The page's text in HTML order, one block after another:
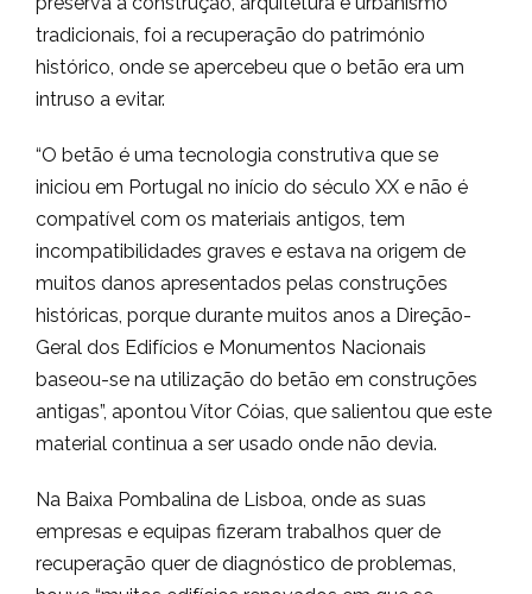
tradicionais, foi a recuperação do património
histórico, onde se apercebeu que o betão era um
intruso a evitar.
“O betão é uma tecnologia construtiva que se
iniciou em Portugal no início do século XX e não é
compatível com os materiais antigos, tem
incompatibilidades graves e estava na origem de
muitos danos apresentados pelas construções
históricas, porque durante muitos anos a Direção-
Geral dos Edifícios e Monumentos Nacionais
baseou-se na utilização do betão em construções
antigas”, apontou Vítor Cóias, que salientou que este
material continua a ser usado onde não devia.
Na Baixa Pombalina de Lisboa, onde as suas
empresas e equipas fizeram trabalhos quer de
recuperação quer de diagnóstico de problemas,